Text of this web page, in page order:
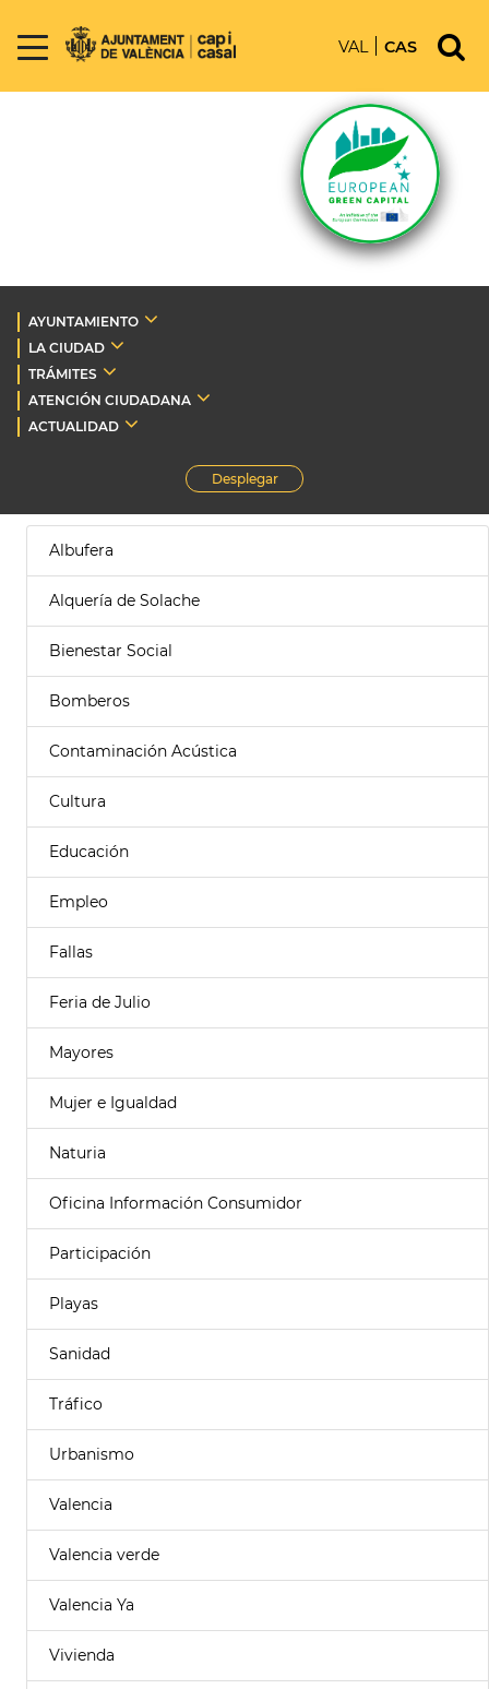
VAL CAS
AYUNTAMIENTO
LA CIUDAD
TRÁMITES
ATENCIÓN CIUDADANA
ACTUALIDAD
Desplegar
Albufera
Alquería de Solache
Bienestar Social
Bomberos
Contaminación Acústica
Cultura
Educación
Empleo
Fallas
Feria de Julio
Mayores
Mujer e Igualdad
Naturia
Oficina Información Consumidor
Participación
Playas
Sanidad
Tráfico
Urbanismo
Valencia
Valencia verde
Valencia Ya
Vivienda